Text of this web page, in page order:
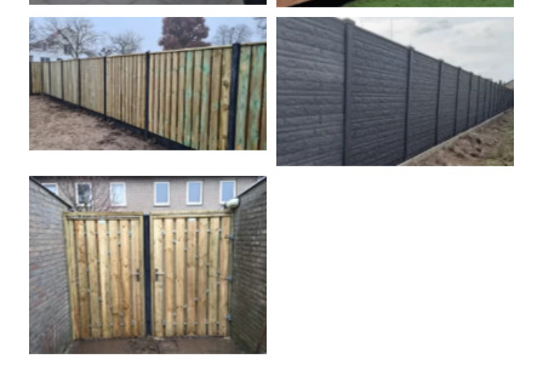
Hout beton schuttingen Rots motief antraciet
Tuindeur grenen